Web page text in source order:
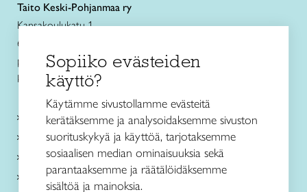
Taito Keski-Pohjanmaa ry
Kansakoulukatu 1
67100 Kokkola
puh. +358 44 3363500
kokkola@taitokeskipohjanmaa.fi
Kurssit ja leirit
Koulutus ja muu toiminta
Ajankohtaista
Toimipaikat
Sopiiko evästeiden
käyttö?
Käytämme sivustollamme evästeitä
kerätäksemme ja analysoidaksemme sivuston
suorituskykyä ja käyttöä, tarjotaksemme
sosiaalisen median ominaisuuksia sekä
parantaaksemme ja räätälöidäksemme
sisältöä ja mainoksia.